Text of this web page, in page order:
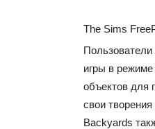
The Sims
Пользователи
игры в режиме
объектов для
свои
Backyards